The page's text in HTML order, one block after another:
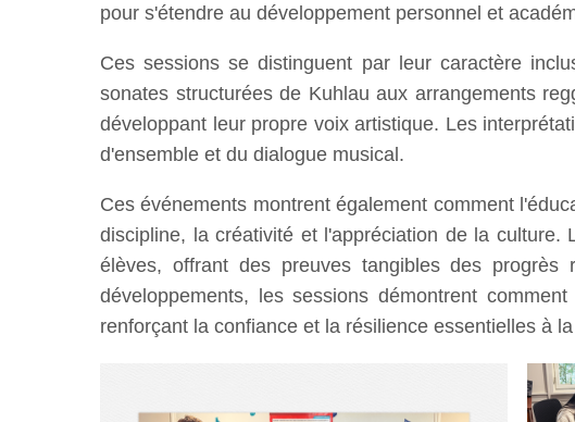
pour s'étendre au développement personnel et
Ces sessions se distinguent par leur caractère
sonates structurées de Kuhlau aux arrangements
développant leur propre voix artistique. Les
d'ensemble et du dialogue musical.
Ces événements montrent également comment
discipline, la créativité et l'appréciation de la
élèves, offrant des preuves tangibles des
développements, les sessions démontrent
renforçant la confiance et la résilience essentielles à